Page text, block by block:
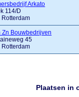
Arkato
114/D
Rotterdam
Zn Bouwbedrijven
45
Rotterdam
Plaatsen in